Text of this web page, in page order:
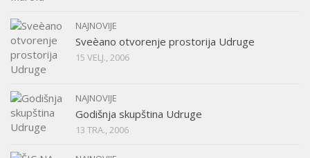
NAJNOVIJE
Sveèano otvorenje prostorija Udruge
15 VELJ., 2006
NAJNOVIJE
Godišnja skupština Udruge
13 TRA., 2006